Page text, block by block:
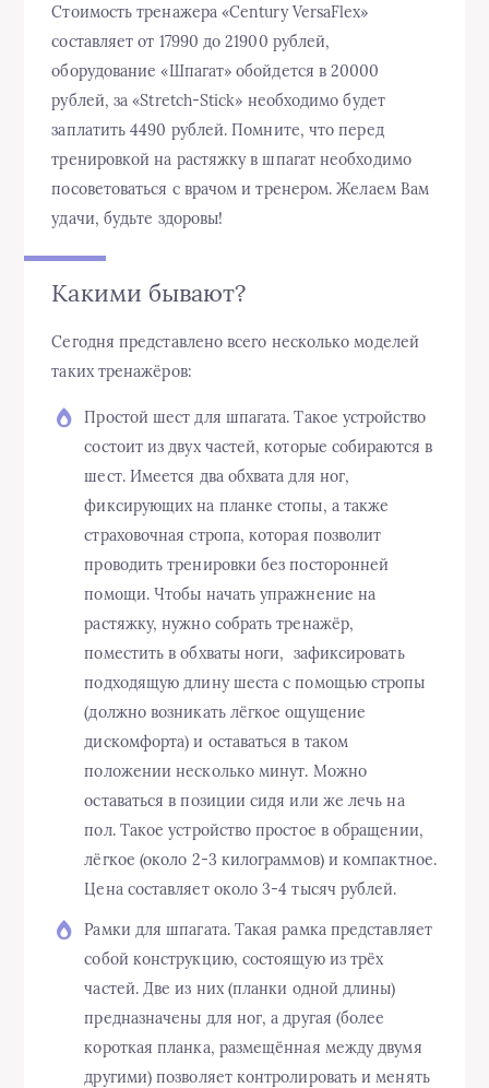
Стоимость тренажера «Century VersaFlex»
составляет от 17990 до 21900 рублей,
оборудование «Шпагат» обойдется в 20000
рублей, за «Stretch-Stick» необходимо будет
заплатить 4490 рублей. Помните, что перед
тренировкой на растяжку в шпагат необходимо
посоветоваться с врачом и тренером. Желаем Вам
удачи, будьте здоровы!
Какими бывают?
Сегодня представлено всего несколько моделей
таких тренажёров:
Простой шест для шпагата. Такое устройство
состоит из двух частей, которые собираются в
шест. Имеется два обхвата для ног,
фиксирующих на планке стопы, а также
страховочная стропа, которая позволит
проводить тренировки без посторонней
помощи. Чтобы начать упражнение на
растяжку, нужно собрать тренажёр,
поместить в обхваты ноги, зафиксировать
подходящую длину шеста с помощью стропы
(должно возникать лёгкое ощущение
дискомфорта) и оставаться в таком
положении несколько минут. Можно
оставаться в позиции сидя или же лечь на
пол. Такое устройство простое в обращении,
лёгкое (около 2-3 килограммов) и компактное.
Цена составляет около 3-4 тысяч рублей.
Рамки для шпагата. Такая рамка представляет
собой конструкцию, состоящую из трёх
частей. Две из них (планки одной длины)
предназначены для ног, а другая (более
короткая планка, размещённая между двумя
другими) позволяет контролировать и менять